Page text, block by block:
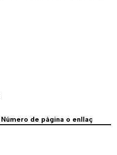
Número de pàgina o enllaç